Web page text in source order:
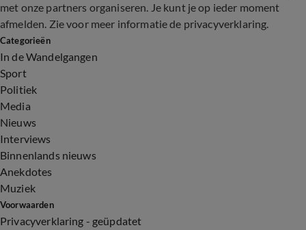
met onze partners organiseren. Je kunt je op ieder moment
afmelden. Zie voor meer informatie de privacyverklaring.
Categorieën
In de Wandelgangen
Sport
Politiek
Media
Nieuws
Interviews
Binnenlands nieuws
Anekdotes
Muziek
Voorwaarden
Privacyverklaring - geüpdatet